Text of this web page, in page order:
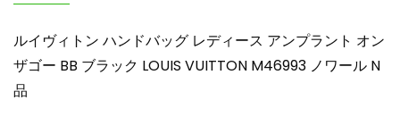
ス
ン
プ
ラ
ルイヴィトン ハンドバッグ レディース アンプラント オン
ザゴー BB ブラック LOUIS VUITTON M46993 ノワール N
品